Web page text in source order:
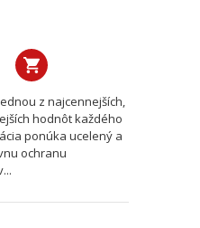
z najcennejších,
hodnôt každého
ponúka ucelený a
ochranu